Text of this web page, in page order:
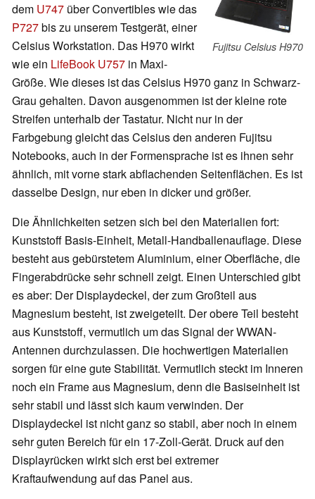
Fujitsu Celsius H970
dem U747 über Convertibles wie das
P727bis zu unserem Testgerät, einer
Celsius Workstation. Das H970 wirkt
wie ein LifeBook U757 in Maxi-
Größe. Wie dieses ist das Celsius H970 ganz in Schwarz-
Grau gehalten. Davon ausgenommen ist der kleine rote
Streifen unterhalb der Tastatur. Nicht nur in der
Farbgebung gleicht das Celsius den anderen Fujitsu
Notebooks, auch in der Formensprache ist es ihnen sehr
ähnlich, mit vorne stark abflachenden Seitenflächen. Es ist
dasselbe Design, nur eben in dicker und größer.
Die Ähnlichkeiten setzen sich bei den Materialien fort:
Kunststoff Basis-Einheit, Metall-Handballenauflage. Diese
besteht aus gebürstetem Aluminium, einer Oberfläche, die
Fingerabdrücke sehr schnell zeigt. Einen Unterschied gibt
es aber: Der Displaydeckel, der zum Großteil aus
Magnesium besteht, ist zweigeteilt. Der obere Teil besteht
aus Kunststoff, vermutlich um das Signal der WWAN-
Antennen durchzulassen. Die hochwertigen Materialien
sorgen für eine gute Stabilität. Vermutlich steckt im Inneren
noch ein Frame aus Magnesium, denn die Basiseinheit ist
sehr stabil und lässt sich kaum verwinden. Der
Displaydeckel ist nicht ganz so stabil, aber noch in einem
sehr guten Bereich für ein 17-Zoll-Gerät. Druck auf den
Displayrücken wirkt sich erst bei extremer
Kraftaufwendung auf das Panel aus.